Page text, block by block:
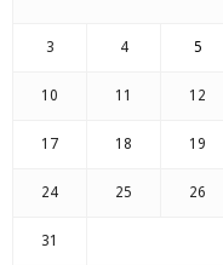
3 4 5
10 11 12
17 18 19
24 25 26
31